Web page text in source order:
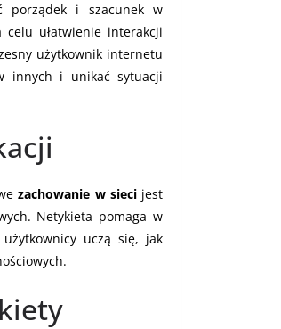
porządek i szacunek w
ułatwienie interakcji
użytkownik internetu
innych i unikać sytuacji
zachowanie w siecijest
Netykieta pomaga w
uczą się, jak